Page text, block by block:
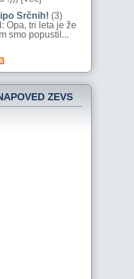
Srčnih! (3)
Opa, tri leta je že
smo popustil...
ZEVS